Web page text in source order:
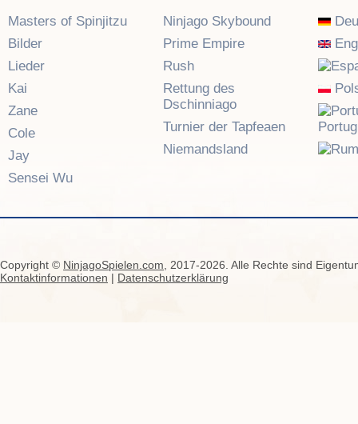
Masters of Spinjitzu
Bilder
Lieder
Kai
Zane
Cole
Jay
Sensei Wu
Ninjago Skybound
Prime Empire
Rush
Rettung des
Dschinniago
Turnier der Tapfeaen
Niemandsland
Copyright © NinjagoSpielen.com , 2017-2026. Alle Rechte sind
Kontaktinformationen | Datenschutzerklärung